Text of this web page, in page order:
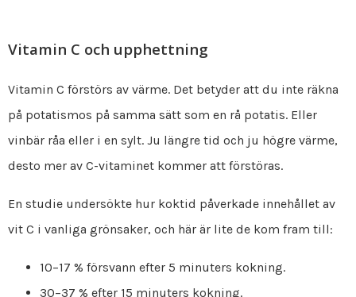
Vitamin C och upphettning
Vitamin C förstörs av värme. Det betyder att du inte räkna
på potatismos på samma sätt som en rå potatis. Eller
vinbär råa eller i en sylt. Ju längre tid och ju högre värme,
desto mer av C-vitaminet kommer att förstöras.
En studie undersökte hur koktid påverkade innehållet av
vit C i vanliga grönsaker, och här är lite de kom fram till:
10–17 % försvann efter 5 minuters kokning.
30–37 % efter 15 minuters kokning.